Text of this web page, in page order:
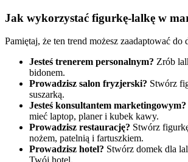
Jak wykorzystać figurkę-lalkę w
Pamiętaj, że ten trend możesz zaadaptować do
Jesteś trenerem personalnym? Zrób
bidonem.
Prowadzisz salon fryzjerski? Stwórz
suszarką.
Jesteś konsultantem marketingowym?
mieć laptop, planer i kubek kawy.
Prowadzisz restaurację? Stwórz
nożem, patelnią i fartuszkiem.
Prowadzisz hotel? Stwórz domek dla